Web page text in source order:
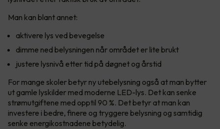
Man kan blant annet:
aktivere lys ved bevegelse
dimme ned belysningen når området er lite brukt
justere lysnivå etter tid på døgnet og årstid
For mange skoler betyr ny utebelysning også at man bytter
ut gamle lyskilder med moderne LED-lys. Det kan senke
strømutgiftene med opptil 90 %. Det betyr at man kan
investere i bedre, finere og tryggere belysning og samtidig
senke energikostnadene betydelig.